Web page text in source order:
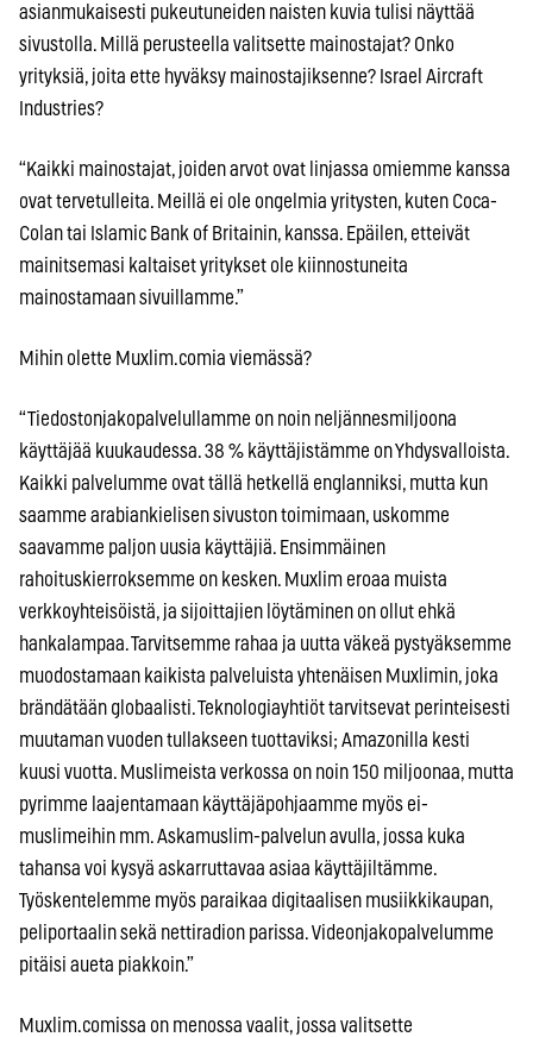
asianmukaisesti pukeutuneiden naisten kuvia tulisi näyttää
sivustolla. Millä perusteella valitsette mainostajat? Onko
yrityksiä, joita ette hyväksy mainostajiksenne? Israel Aircraft
Industries?
“Kaikki mainostajat, joiden arvot ovat linjassa omiemme kanssa
ovat tervetulleita. Meillä ei ole ongelmia yritysten, kuten Coca-
Colan tai Islamic Bank of Britainin, kanssa. Epäilen, etteivät
mainitsemasi kaltaiset yritykset ole kiinnostuneita
mainostamaan sivuillamme.”
Mihin olette Muxlim.comia viemässä?
“Tiedostonjakopalvelullamme on noin neljännesmiljoona
käyttäjää kuukaudessa. 38 % käyttäjistämme on Yhdysvalloista.
Kaikki palvelumme ovat tällä hetkellä englanniksi, mutta kun
saamme arabiankielisen sivuston toimimaan, uskomme
saavamme paljon uusia käyttäjiä. Ensimmäinen
rahoituskierroksemme on kesken. Muxlim eroaa muista
verkkoyhteisöistä, ja sijoittajien löytäminen on ollut ehkä
hankalampaa. Tarvitsemme rahaa ja uutta väkeä pystyäksemme
muodostamaan kaikista palveluista yhtenäisen Muxlimin, joka
brändätään globaalisti. Teknologiayhtiöt tarvitsevat perinteisesti
muutaman vuoden tullakseen tuottaviksi; Amazonilla kesti
kuusi vuotta. Muslimeista verkossa on noin 150 miljoonaa, mutta
pyrimme laajentamaan käyttäjäpohjaamme myös ei-
muslimeihin mm. Askamuslim-palvelun avulla, jossa kuka
tahansa voi kysyä askarruttavaa asiaa käyttäjiltämme.
Työskentelemme myös paraikaa digitaalisen musiikkikaupan,
peliportaalin sekä nettiradion parissa. Videonjakopalvelumme
pitäisi aueta piakkoin.”
Muxlim.comissa on menossa vaalit, jossa valitsette